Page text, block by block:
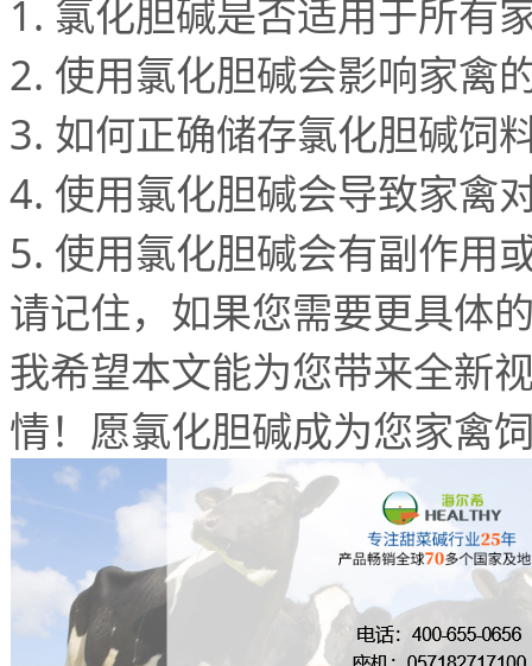
1. 氯化胆碱是否适用于所有
2. 使用氯化胆碱会影响家禽
3. 如何正确储存氯化胆碱饲
4. 使用氯化胆碱会导致家禽
5. 使用氯化胆碱会有副作用
请记住，如果您需要更具体
我希望本文能为您带来全新
情！愿氯化胆碱成为您家禽